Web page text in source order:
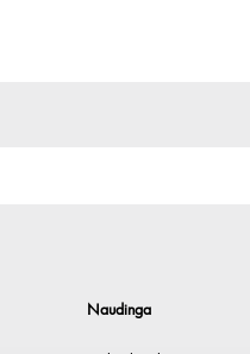
Naudinga